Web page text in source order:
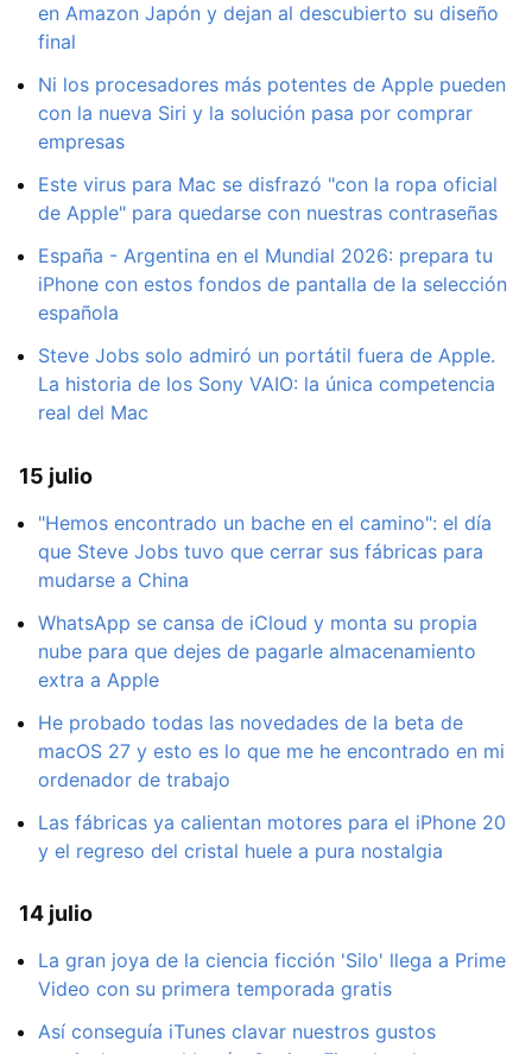
en Amazon Japón y dejan al descubierto su diseño
final
Ni los procesadores más potentes de Apple pueden
con la nueva Siri y la solución pasa por comprar
empresas
Este virus para Mac se disfrazó "con la ropa oficial
de Apple" para quedarse con nuestras contraseñas
España - Argentina en el Mundial 2026: prepara tu
iPhone con estos fondos de pantalla de la selección
española
Steve Jobs solo admiró un portátil fuera de Apple.
La historia de los Sony VAIO: la única competencia
real del Mac
15 julio
"Hemos encontrado un bache en el camino": el día
que Steve Jobs tuvo que cerrar sus fábricas para
mudarse a China
WhatsApp se cansa de iCloud y monta su propia
nube para que dejes de pagarle almacenamiento
extra a Apple
He probado todas las novedades de la beta de
macOS 27 y esto es lo que me he encontrado en mi
ordenador de trabajo
Las fábricas ya calientan motores para el iPhone 20
y el regreso del cristal huele a pura nostalgia
14 julio
La gran joya de la ciencia ficción 'Silo' llega a Prime
Video con su primera temporada gratis
Así conseguía iTunes clavar nuestros gustos